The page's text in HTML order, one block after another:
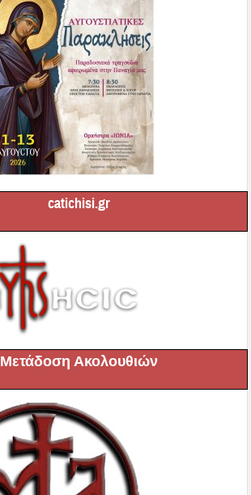
catichisi.gr
Μετάδοση Ακολουθιών